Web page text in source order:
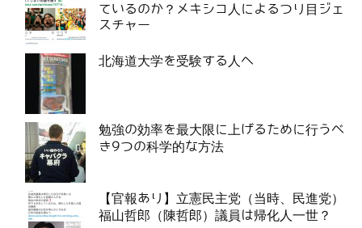
ているのか？メキシコ人によるつり目ジェ
スチャー
北海道大学を受験する人へ
勉強の効率を最大限に上げるために行うべ
き9つの科学的な方法
【官報あり】立憲民主党（当時、民進党）
福山哲郎（陳哲郎）議員は帰化人一世？